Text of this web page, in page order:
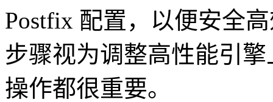
Postfix 配置，以便安全
步骤视为调整高性能引
操作都很重要。